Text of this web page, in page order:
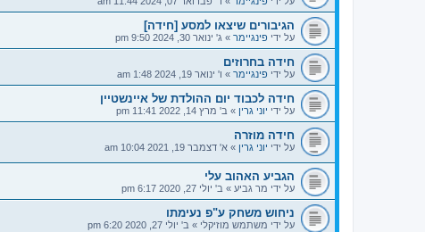
הגיבורים שיצאו למסע [חידה]
על ידי פינגיימר » ג' ינואר 30, 2024 9:50 pm
חידה בחרוזים
על ידי פינגיימר » ו' ינואר 19, 2024 1:48 am
חידה לכבוד יום ההולדת של איינשטיין
על ידי יוני גרין » ב' מרץ 14, 2022 11:41 pm
חידה מוזרה
על ידי יוני גרין » א' דצמבר 19, 2021 10:04 am
הגביע האהוב עלי
על ידי מר גביע » ב' יולי 27, 2020 6:17 pm
ניחוש משחק ע"פ נעימתו
על ידי משתמש מוזיקלי » ב' יולי 27, 2020 6:20 pm